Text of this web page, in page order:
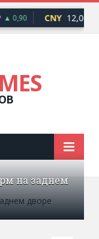
0,90 CNY 12,06 ₽
на заднем